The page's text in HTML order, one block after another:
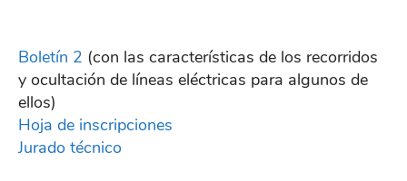
Boletín 2 (con las características de los recorridos
y ocultación de líneas eléctricas para algunos de
ellos)
Hoja de inscripciones
Jurado técnico